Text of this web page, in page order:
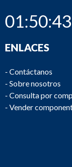
01:50:43
ENLACES
- Contáctanos
- Sobre nosotros
- Consulta por
- Vender